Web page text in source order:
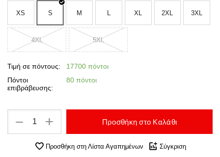
XS S M L XL 2XL 3XL
4XL 5XL
Τιμή σε πόντους:
17700 πόντοι
Πόντοι
επιβράβευσης:
80 πόντοι
+
− Προσθήκη στο Καλάθι
Προσθήκη στη Λίστα Αγαπημένων Σύγκριση